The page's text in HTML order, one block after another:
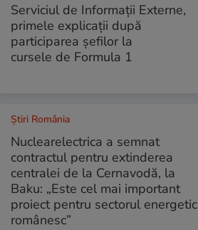
Serviciul de Informații Externe,
primele explicații după
participarea șefilor la
cursele de Formula 1
Știri România
Nuclearelectrica a semnat
contractul pentru extinderea
centralei de la Cernavodă, la
Baku: „Este cel mai important
proiect pentru sectorul energetic
românesc”